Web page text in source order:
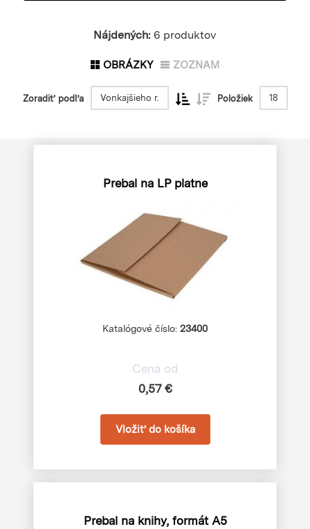
Nájdených: 6 produktov
OBRÁZKY ZOZNAM
Zoradiť podľa Vonkajšieho r. Položiek 18
Prebal na LP platne
Katalógové číslo: 23400
Cena od
0,57 €
Prebal na knihy, formát A5